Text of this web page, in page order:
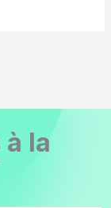
la